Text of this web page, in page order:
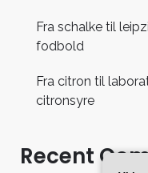
Fra schalke til
fodbold
Fra citron til
citronsyre
Recent